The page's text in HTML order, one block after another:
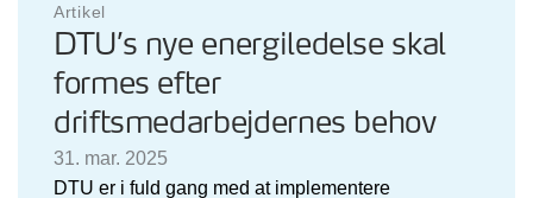
Artikel
DTU’s nye energiledelse skal
formes efter
driftsmedarbejdernes behov
31. mar. 2025
DTU er i fuld gang med at implementere